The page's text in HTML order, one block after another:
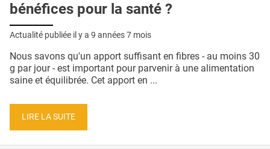
bénéfices pour la santé ?
Actualité publiée il y a 9 années 7 mois
Nous savons qu'un apport suffisant en fibres - au moins 30
g par jour - est important pour parvenir à une alimentation
saine et équilibrée. Cet apport en ...
LIRE LA SUITE